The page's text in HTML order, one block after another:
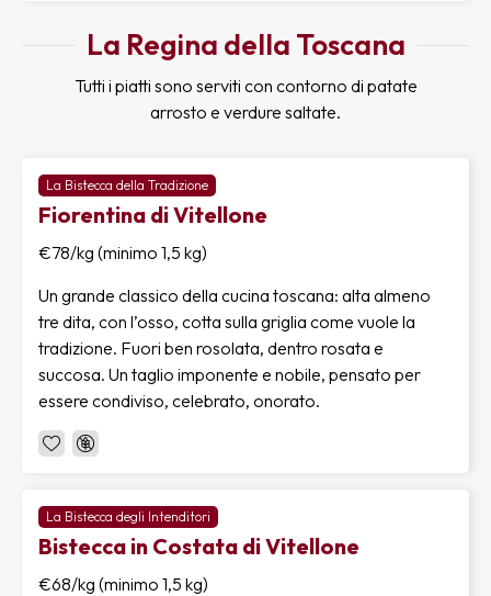
La Regina della Toscana
Tutti i piatti sono serviti con contorno di patate
arrosto e verdure saltate.
La Bistecca della Tradizione
Fiorentina di Vitellone
€78/kg (minimo 1,5 kg)
Un grande classico della cucina toscana: alta almeno
tre dita, con l’osso, cotta sulla griglia come vuole la
tradizione. Fuori ben rosolata, dentro rosata e
succosa. Un taglio imponente e nobile, pensato per
essere condiviso, celebrato, onorato.
La Bistecca degli Intenditori
Bistecca in Costata di Vitellone
€68/kg (minimo 1,5 kg)